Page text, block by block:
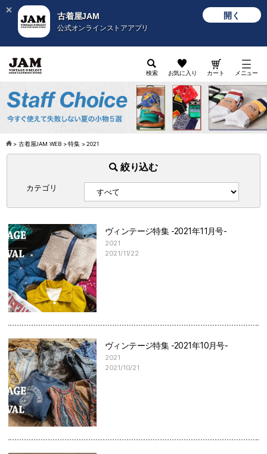
古着屋JAM
公式オンラインストアアプリ
開く
検索 お気に入り カート メニュー
> 古着屋JAM WEB >特集>2021
絞り込む
カテゴリ
ヴィンテージ特集 -2021年11月号-
2021
2021/11/22
ヴィンテージ特集 -2021年10月号-
2021
2021/10/21